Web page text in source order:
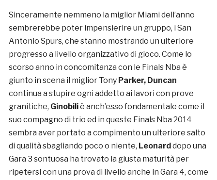
Sinceramente nemmeno la miglior Miami dell’anno
sembrerebbe poter impensierire un gruppo, i San
Antonio Spurs, che stanno mostrando un ulteriore
progresso a livello organizzativo di gioco. Come lo
scorso anno in concomitanza con le Finals Nba è
giunto in scena il miglior Tony Parker, Duncan
continua a stupire ogni addetto ai lavori con prove
granitiche, Ginobiliè anch’esso fondamentale come il
suo compagno di trio ed in queste Finals Nba 2014
sembra aver portato a compimento un ulteriore salto
di qualità sbagliando poco o niente, Leonarddopo una
Gara 3 sontuosa ha trovato la giusta maturità per
ripetersi con una prova di livello anche in Gara 4, come